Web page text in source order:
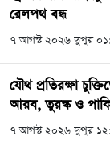
রেলপথ বন্ধ
৭ আগস্ট ২০২৬ দুপুর
যৌথ প্রতিরক্ষা
আরব, তুরস্ক ও
৭ আগস্ট ২০২৬ দুপুর